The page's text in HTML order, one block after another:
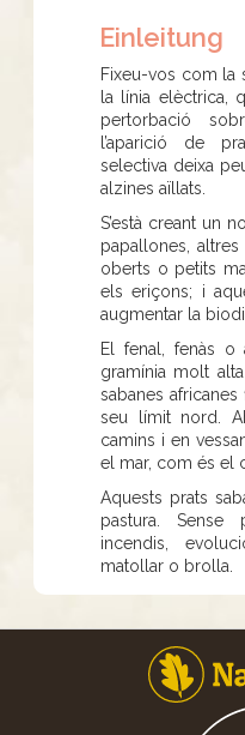
Einleitung
Fixeu-vos com la
la línia elèctrica,
pertorbació
l’aparició de
selectiva deixa
alzines aïllats.
S’està creant un
papallones, altres
oberts o petits
els eriçons; i
augmentar la
El fenal, fenàs o
gramínia molt
sabanes africanes
seu límit nord.
camins i en
el mar, com és el
Aquests prats
pastura. Sense
incendis,
matollar o brolla.